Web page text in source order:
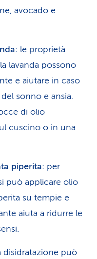
avocado e
le proprietà
lavanda possono
e aiutare in caso
sonno e ansia.
di olio
cuscino o in una
piperita: per
può applicare olio
su tempie e
aiuta a ridurre le
disidratazione può